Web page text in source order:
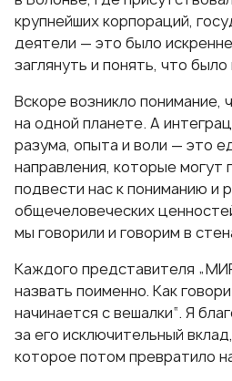
крупнейших корпораций,
деятели — это было
заглянуть и понять, что
Вскоре возникло понимание,
на одной планете. А
разума, опыта и воли — это
направления, которые могут
подвести нас к пониманию и
общечеловеческих
мы говорили и говорим в
Каждого представителя
назвать поименно. Как
начинается с вешалки“. Я
за его исключительный
которое потом превратило